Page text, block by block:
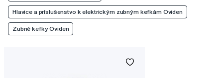
Hlavice a príslušenstvo k elektrickým zubným kefkám Oviden
Zubné kefky Oviden